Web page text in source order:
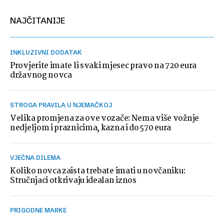
NAJČITANIJE
INKLUZIVNI DODATAK
Provjerite imate li svaki mjesec pravo na 720 eura
državnog novca
STROGA PRAVILA U NJEMAČKOJ
Velika promjena za ove vozače: Nema više vožnje
nedjeljom i praznicima, kazna i do 570 eura
VJEČNA DILEMA
Koliko novca zaista trebate imati u novčaniku:
Stručnjaci otkrivaju idealan iznos
PRIGODNE MARKE